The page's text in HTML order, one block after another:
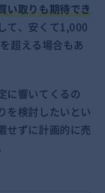
い取りも期待でき
て、安くて1,000
超える場合もあ
に響いてくるの
を検討したいとい
せずに計画的に売